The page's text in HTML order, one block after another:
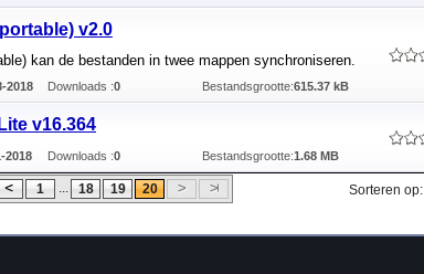
v2.0
kan de bestanden in twee mappen synchroniseren.
2018 Downloads :0 Bestandsgrootte:615.37 kB
v16.364
2018 Downloads :0 Bestandsgrootte:1.68 MB
1 ... 18 19 20 Sorteren op: